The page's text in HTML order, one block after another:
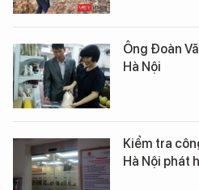
Ông Đoàn
Hà Nội
Kiểm tra
Hà Nội phát